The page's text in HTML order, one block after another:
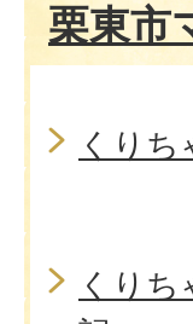
栗東市
くりち
くりち